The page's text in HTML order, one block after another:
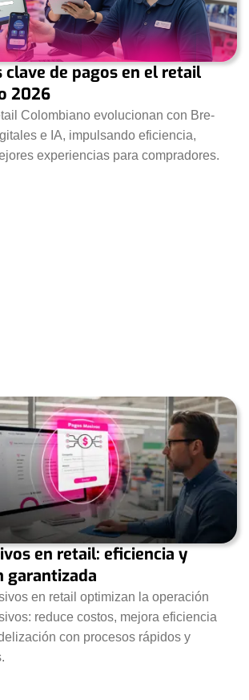
clave de pagos en el retail
2026
Colombiano evolucionan con Bre-
e IA, impulsando eficiencia,
experiencias para compradores.
en retail: eficiencia y
garantizada
en retail optimizan la operación
reduce costos, mejora eficiencia
con procesos rápidos y